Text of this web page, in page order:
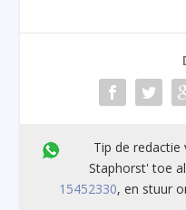
Tip de redactie
Staphorst' toe
15452330, en stuur